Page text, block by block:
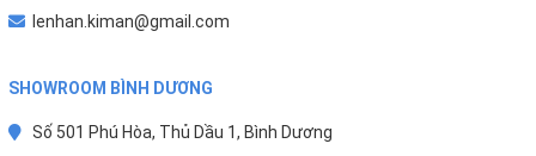
lenhan.kiman@gmail.com
SHOWROOM BÌNH DƯƠNG
Số 501 Phú Hòa, Thủ Dầu 1, Bình Dương